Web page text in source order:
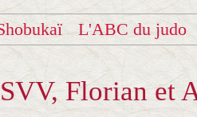
L'ABC du judo
Florian et